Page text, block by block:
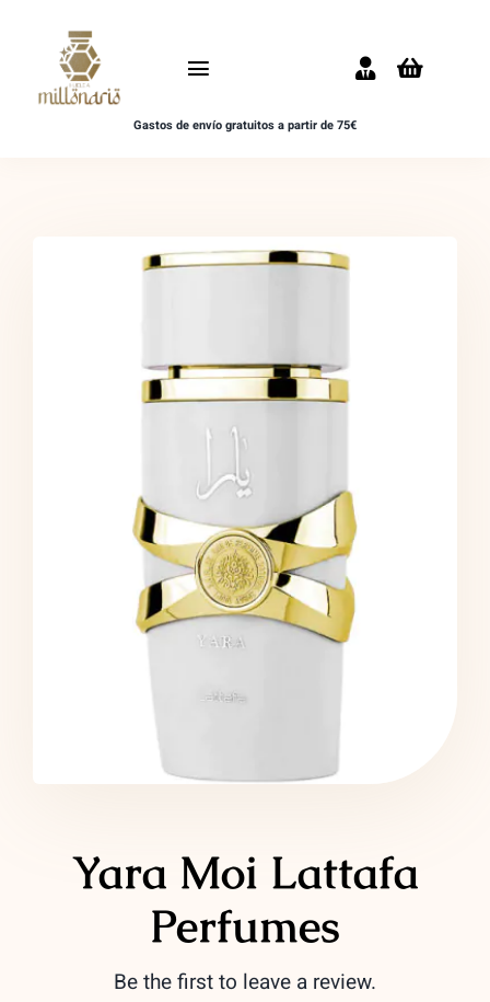
contenido
Toggle
Navigation
Gastos de envío gratuitos a partir de 75€
Yara Moi Lattafa
Perfumes
Be the first to leave a review.